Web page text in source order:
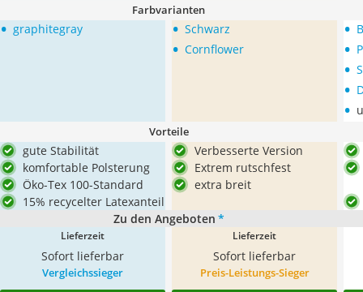
Farbvarianten
• graphitegray • Schwarz
• Cornflower
•
•
•
•
•
Vorteile
gute Stabilität
komfortable Polsterung
Öko-Tex 100-Standard
15% recycelter Latexanteil
Verbesserte Version
Extrem rutschfest
extra breit
Zu den Angeboten *
Lieferzeit
Sofort lieferbar
Lieferzeit
Sofort lieferbar
Vergleichssieger Preis-Leistungs-Sieger